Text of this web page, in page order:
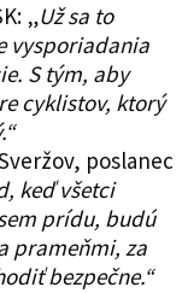
„Už sa to
vysporiadania
S tým, aby
cyklistov, ktorý
poslanec
keď všetci
prídu, budú
prameňmi, za
bezpečne.“